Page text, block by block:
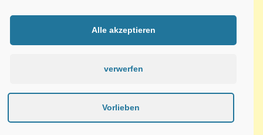
Alle akzeptieren
verwerfen
Vorlieben